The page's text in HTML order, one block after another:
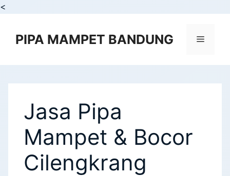
<
PIPA MAMPET BANDUNG
Jasa Pipa
Mampet & Bocor
Cilengkrang